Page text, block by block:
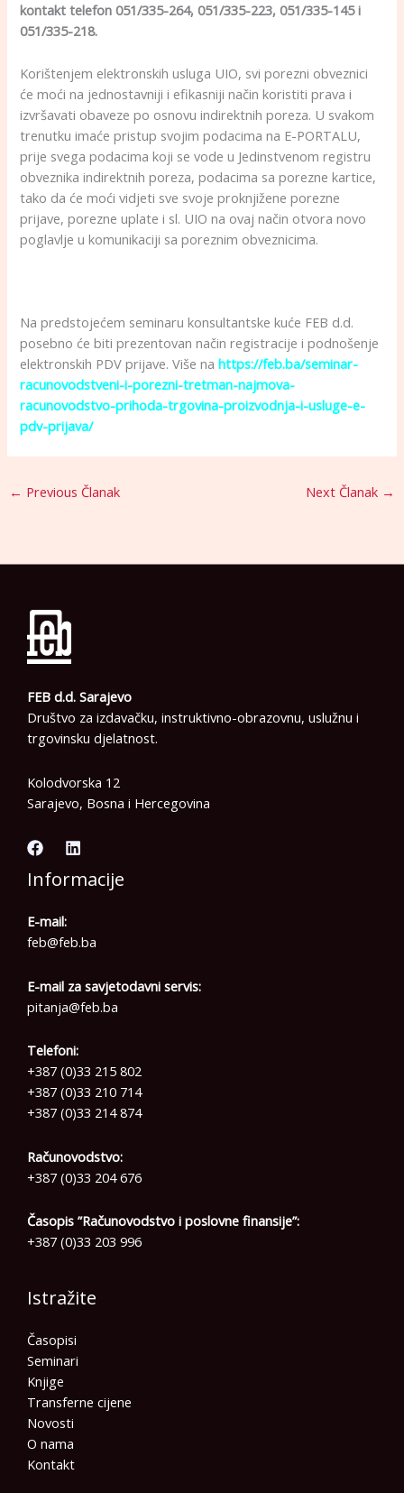
kontakt telefon 051/335-264, 051/335-223, 051/335-145 i
051/335-218.
Korištenjem elektronskih usluga UIO, svi porezni obveznici
će moći na jednostavniji i efikasniji način koristiti prava i
izvršavati obaveze po osnovu indirektnih poreza. U svakom
trenutku imaće pristup svojim podacima na E-PORTALU,
prije svega podacima koji se vode u Jedinstvenom registru
obveznika indirektnih poreza, podacima sa porezne kartice,
tako da će moći vidjeti sve svoje proknjižene porezne
prijave, porezne uplate i sl. UIO na ovaj način otvora novo
poglavlje u komunikaciji sa poreznim obveznicima.
Na predstojećem seminaru konsultantske kuće FEB d.d.
posebno će biti prezentovan način registracije i podnošenje
elektronskih PDV prijave. Više nahttps://feb.ba/seminar-
racunovodstveni-i-porezni-tretman-najmova-
racunovodstvo-prihoda-trgovina-proizvodnja-i-usluge-e-
pdv-prijava/
← Previous Članak Next Članak →
FEB d.d. Sarajevo
Društvo za izdavačku, instruktivno-obrazovnu, uslužnu i
trgovinsku djelatnost.
Kolodvorska 12
Sarajevo, Bosna i Hercegovina
Informacije
E-mail:
feb@feb.ba
E-mail za savjetodavni servis:
pitanja@feb.ba
Telefoni:
+387 (0)33 215 802
+387 (0)33 210 714
+387 (0)33 214 874
Računovodstvo:
+387 (0)33 204 676
Časopis ”Računovodstvo i poslovne finansije”:
+387 (0)33 203 996
Istražite
Časopisi
Seminari
Knjige
Transferne cijene
Novosti
O nama
Kontakt